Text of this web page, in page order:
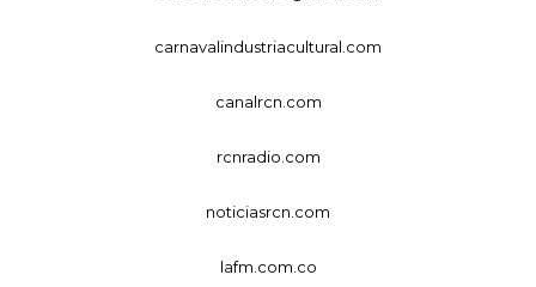
carnavalindustriacultural.com
canalrcn.com
rcnradio.com
noticiasrcn.com
lafm.com.co